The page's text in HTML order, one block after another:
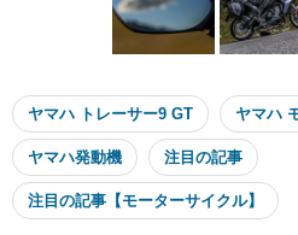
ヤマハ トレーサー9 GT ヤマハ
ヤマハ発動機 注目の記事
注目の記事【モーターサイクル】